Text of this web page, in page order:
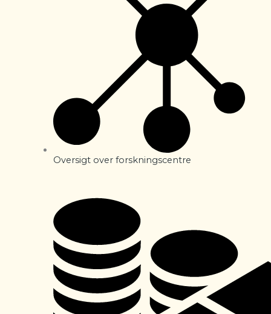
Oversigt over forskningscentre